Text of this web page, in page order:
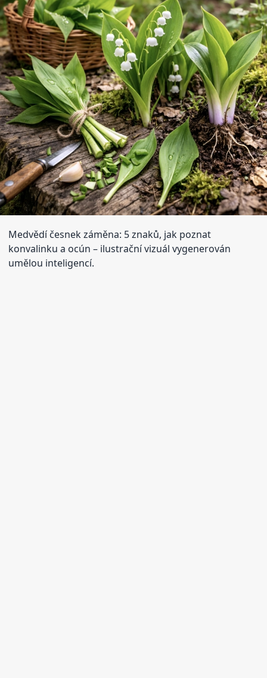
Medvědí česnek záměna: 5 znaků, jak poznat
konvalinku a ocún – ilustrační vizuál vygenerován
umělou inteligencí.